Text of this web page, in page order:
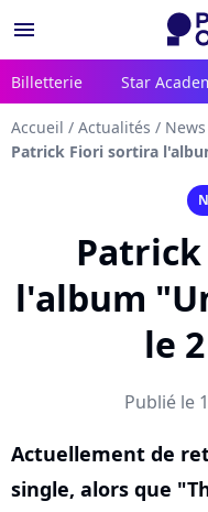
menu
Billetterie Star
Accueil / Actualités /
Patrick Fiori sortira
l'album
le
Publié le
Actuellement de
single, alors que